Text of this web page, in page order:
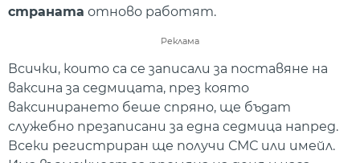
страната отново работят.
Реклама
Всички, които са се записали за поставяне на
ваксина за седмицата, през която
ваксинирането беше спряно, ще бъдат
служебно презаписани за една седмица напред.
Всеки регистриран ще получи СМС или имейл.